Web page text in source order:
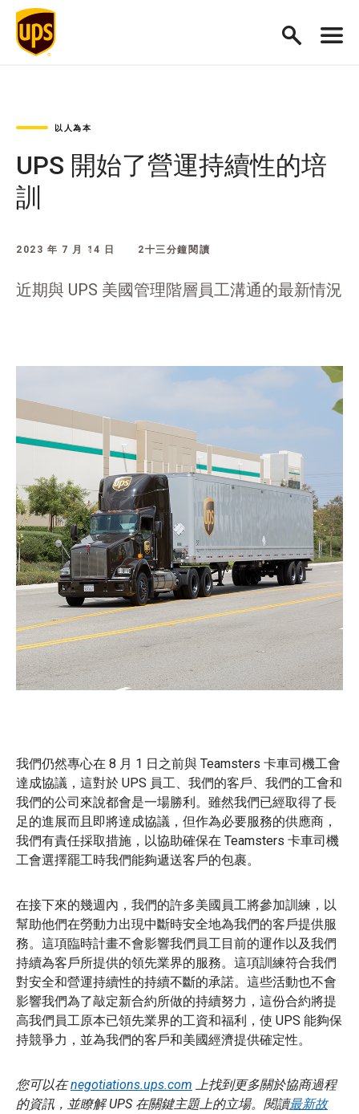
以人為本
UPS 開始了營運持續性的培
訓
2023 年 7 月 14 日 2十三分鐘閱讀
近期與 UPS 美國管理階層員工溝通的最新情況
我們仍然專心在 8 月 1 日之前與 Teamsters 卡車司機工會
達成協議，這對於 UPS 員工、我們的客戶、我們的工會和
我們的公司來說都會是一場勝利。雖然我們已經取得了長
足的進展而且即將達成協議，但作為必要服務的供應商，
我們有責任採取措施，以協助確保在 Teamsters 卡車司機
工會選擇罷工時我們能夠遞送客戶的包裹。
在接下來的幾週內，我們的許多美國員工將參加訓練，以
幫助他們在勞動力出現中斷時安全地為我們的客戶提供服
務。這項臨時計畫不會影響我們員工目前的運作以及我們
持續為客戶所提供的領先業界的服務。這項訓練符合我們
對安全和營運持續性的持續不斷的承諾。這些活動也不會
影響我們為了敲定新合約所做的持續努力，這份合約將提
高我們員工原本已領先業界的工資和福利，使 UPS 能夠保
持競爭力，並為我們的客戶和美國經濟提供確定性。
您可以在negotiations.ups.com 上找到更多關於協商過程
的資訊，並瞭解 UPS 在關鍵主題上的立場。閱讀最新故